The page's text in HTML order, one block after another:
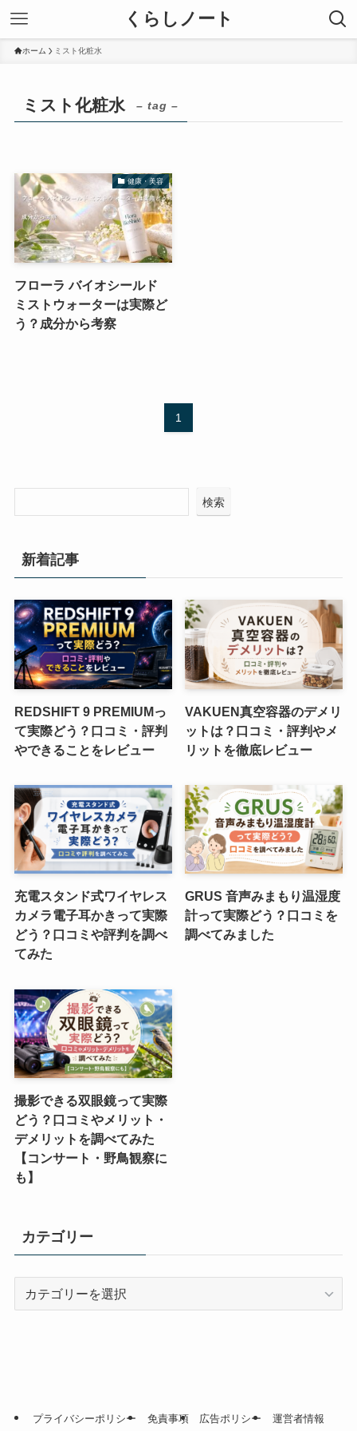
くらしノート
ホーム ミスト化粧水
ミスト化粧水 – tag –
健康・美容
フローラ バイオシールド
ミストウォーターは実際ど
う？成分から考察
1
検索
新着記事
REDSHIFT 9 PREMIUMっ
て実際どう？口コミ・評判
やできることをレビュー
VAKUEN真空容器のデメリ
ットは？口コミ・評判やメ
リットを徹底レビュー
充電スタンド式ワイヤレス
カメラ電子耳かきって実際
どう？口コミや評判を調べ
てみた
GRUS 音声みまもり温湿度
計って実際どう？口コミを
調べてみました
撮影できる双眼鏡って実際
どう？口コミやメリット・
デメリットを調べてみた
【コンサート・野鳥観察に
も】
カテゴリー
プライバシーポリシー 免責事項 広告ポリシー 運営者情報